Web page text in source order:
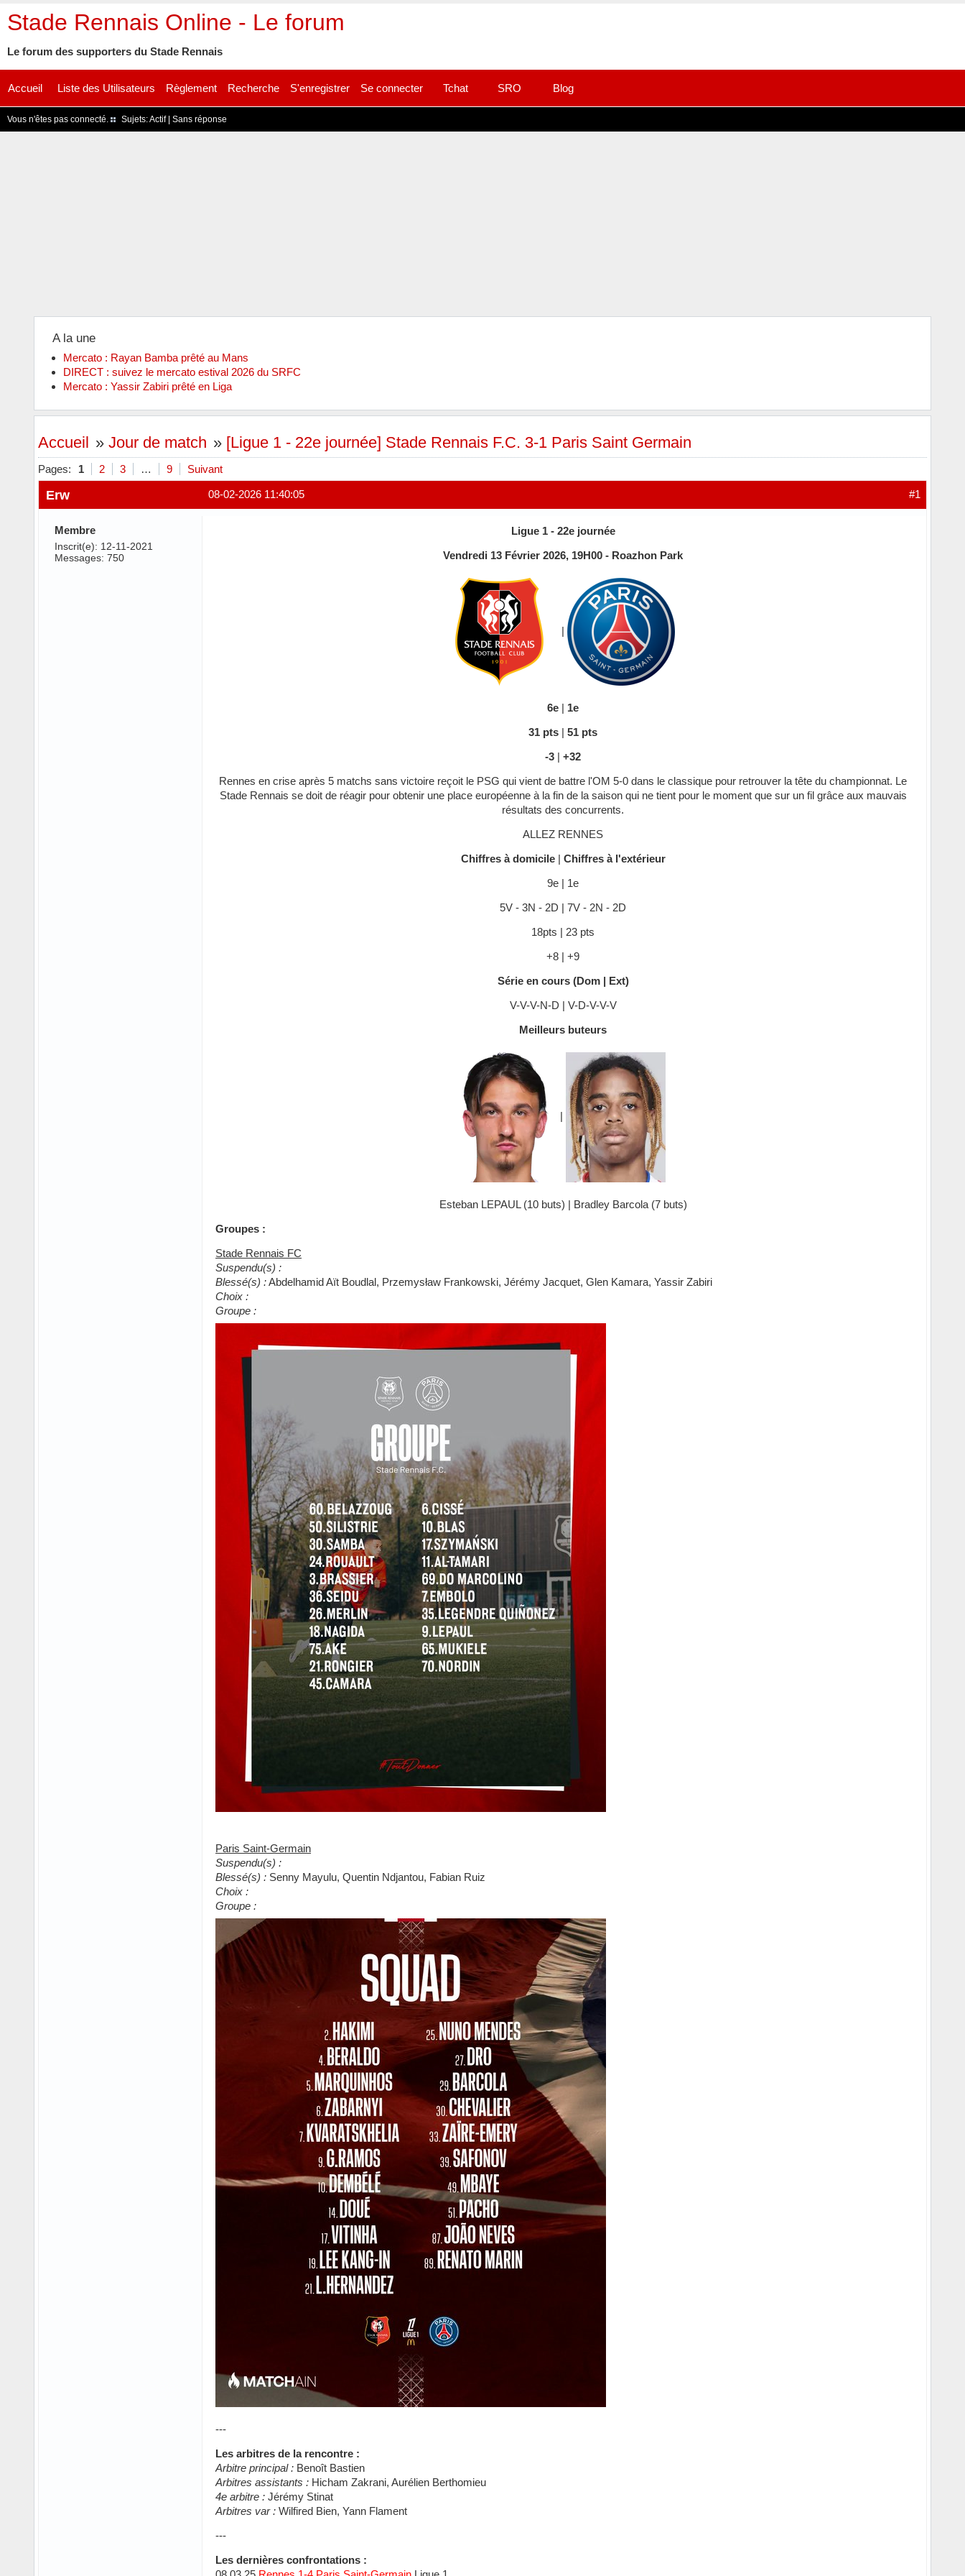
Stade Rennais Online - Le forum
Le forum des supporters du Stade Rennais
Accueil Liste des Utilisateurs Règlement Recherche S'enregistrer Se connecter Tchat SRO Blog
Vous n'êtes pas connecté. Sujets:Actif| Sans réponse
A la une
Mercato : Rayan Bamba prêté au Mans
DIRECT : suivez le mercato estival 2026 du SRFC
Mercato : Yassir Zabiri prêté en Liga
Accueil » Jour de match » [Ligue 1 - 22e journée] Stade Rennais F.C. 3-1 Paris Saint Germain
Pages: 1 2 3 … 9 Suivant
#1
08-02-2026 11:40:05
Erw
Membre
Inscrit(e): 12-11-2021
Messages: 750
Ligue 1 - 22e journée
Vendredi 13 Février 2026, 19H00 - Roazhon Park
|
6e | 1e
31 pts | 51 pts
-3 | +32
Rennes en crise après 5 matchs sans victoire reçoit le PSG qui vient de battre l'OM 5-0 dans le classique pour retrouver la tête du championnat. Le
Stade Rennais se doit de réagir pour obtenir une place européenne à la fin de la saison qui ne tient pour le moment que sur un fil grâce aux mauvais
résultats des concurrents.
ALLEZ RENNES
Chiffres à domicile| Chiffres à l'extérieur
9e | 1e
5V - 3N - 2D | 7V - 2N - 2D
18pts | 23 pts
+8 | +9
Série en cours (Dom | Ext)
V-V-V-N-D | V-D-V-V-V
Meilleurs buteurs
|
Esteban LEPAUL (10 buts) | Bradley Barcola (7 buts)
Groupes :
Stade Rennais FC
Suspendu(s) :
Blessé(s) :Abdelhamid Aït Boudlal, Przemysław Frankowski, Jérémy Jacquet, Glen Kamara, Yassir Zabiri
Choix :
Groupe :
Paris Saint-Germain
Suspendu(s) :
Blessé(s) : Senny Mayulu, Quentin Ndjantou, Fabian Ruiz
Choix :
Groupe :
---
Les arbitres de la rencontre :
Arbitre principal : Benoît Bastien
Arbitres assistants : Hicham Zakrani, Aurélien Berthomieu
4e arbitre : Jérémy Stinat
Arbitres var : Wilfired Bien, Yann Flament
---
Les dernières confrontations :